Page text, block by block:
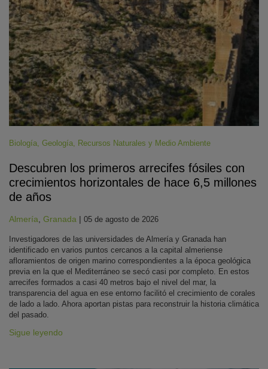
Biología Geología Recursos Naturales y Medio Ambiente
Descubren los primeros arrecifes fósiles con
crecimientos horizontales de hace 6,5 millones
de años
Almería Granada | 05 de agosto de 2026
Investigadores de las universidades de Almería y Granada han
identificado en varios puntos cercanos a la capital almeriense
afloramientos de origen marino correspondientes a la época geológica
previa en la que el Mediterráneo se secó casi por completo. En estos
arrecifes formados a casi 40 metros bajo el nivel del mar, la
transparencia del agua en ese entorno facilitó el crecimiento de corales
de lado a lado. Ahora aportan pistas para reconstruir la historia climática
del pasado.
Sigue leyendo